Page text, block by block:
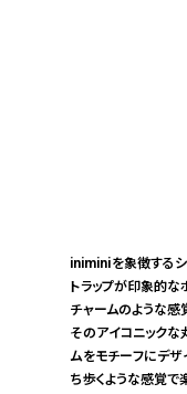
iniminiを象徴するシ
トラップが印象的な
チャームのような感
そのアイコニックな
ムをモチーフにデザ
ち歩くような感覚で